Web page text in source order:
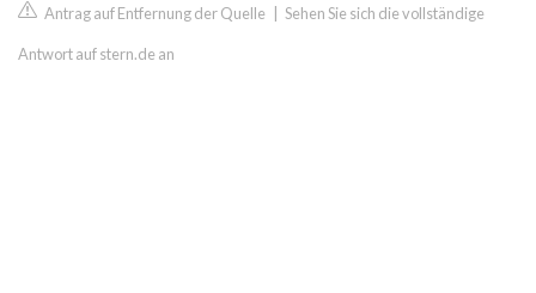
Antrag auf Entfernung der Quelle Sehen Sie sich die vollständige
Antwort auf stern.de an